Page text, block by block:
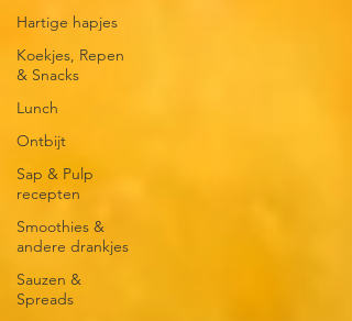
Hartige hapjes
Koekjes, Repen
& Snacks
Lunch
Ontbijt
Sap & Pulp
recepten
Smoothies &
andere drankjes
Sauzen &
Spreads